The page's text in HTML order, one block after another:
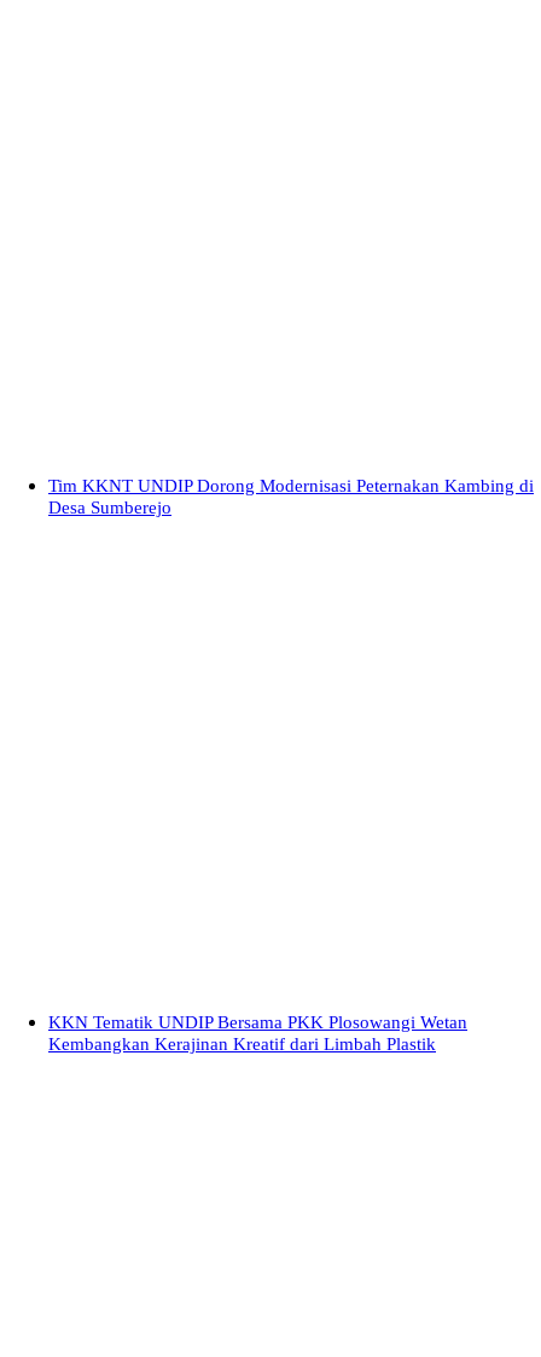
Tim KKNT UNDIP Dorong Modernisasi Peternakan Kambing di
Desa Sumberejo
KKN Tematik UNDIP Bersama PKK Plosowangi Wetan
Kembangkan Kerajinan Kreatif dari Limbah Plastik